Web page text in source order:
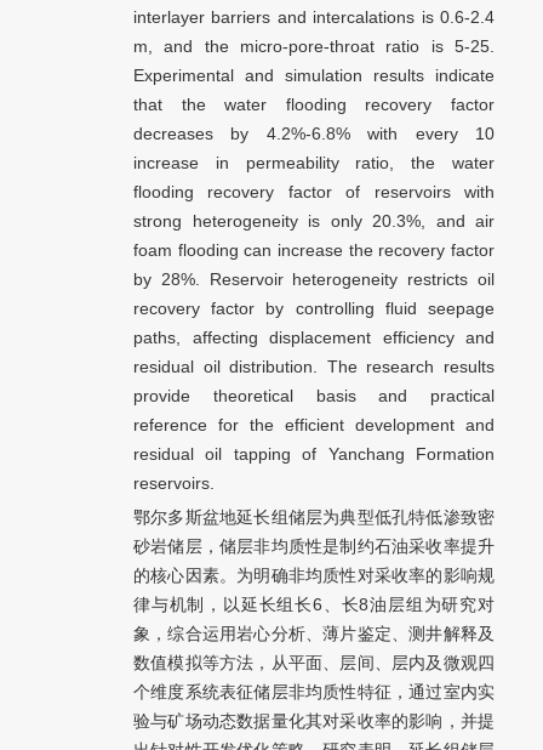
interlayer barriers and intercalations is 0.6-2.4
m, and the micro-pore-throat ratio is 5-25.
Experimental and simulation results indicate
that the water flooding recovery factor
decreases by 4.2%-6.8% with every 10
increase in permeability ratio, the water
flooding recovery factor of reservoirs with
strong heterogeneity is only 20.3%, and air
foam flooding can increase the recovery factor
by 28%. Reservoir heterogeneity restricts oil
recovery factor by controlling fluid seepage
paths, affecting displacement efficiency and
residual oil distribution. The research results
provide theoretical basis and practical
reference for the efficient development and
residual oil tapping of Yanchang Formation
reservoirs.
鄂尔多斯盆地延长组储层为典型低孔特低渗致密
砂岩储层，储层非均质性是制约石油采收率提升
的核心因素。为明确非均质性对采收率的影响规
律与机制，以延长组长6、长8油层组为研究对
象，综合运用岩心分析、薄片鉴定、测井解释及
数值模拟等方法，从平面、层间、层内及微观四
个维度系统表征储层非均质性特征，通过室内实
验与矿场动态数据量化其对采收率的影响，并提